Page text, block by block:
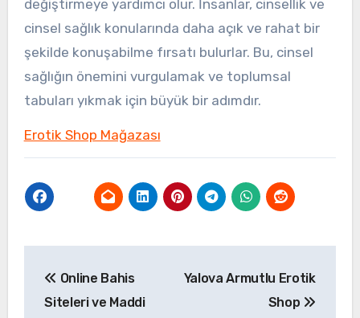
değiştirmeye yardımcı olur. İnsanlar, cinsellik ve
cinsel sağlık konularında daha açık ve rahat bir
şekilde konuşabilme fırsatı bulurlar. Bu, cinsel
sağlığın önemini vurgulamak ve toplumsal
tabuları yıkmak için büyük bir adımdır.
Erotik Shop Mağazası
gezinmesi
Online Bahis
Siteleri ve Maddi
Yalova Armutlu Erotik
Shop